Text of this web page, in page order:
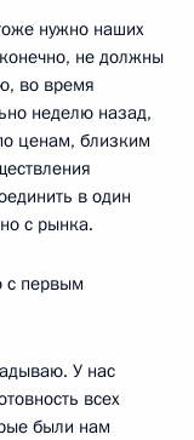
нужно наших
не должны
во время
неделю назад,
ценам, близким
в один
с рынка.
с первым
У нас
всех
были нам